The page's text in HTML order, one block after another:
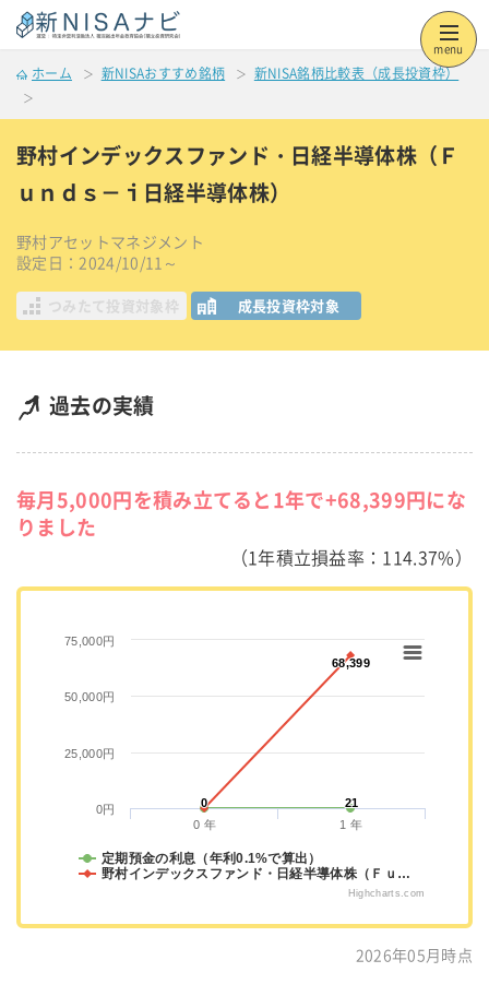
menu
ホーム 新NISAおすすめ銘柄 新NISA銘柄比較表（成長投資枠）
野村インデックスファンド・日経半導体株（Ｆ
ｕｎｄｓ－ｉ日経半導体株）
野村アセットマネジメント
設定日：2024/10/11～
つみたて投資対象枠 成長投資枠対象
過去の実績
毎月5,000円を積み立てると1年で+68,399円にな
りました
（1年積立損益率：114.37%）
0
0 21
21
68,399
68,399
定期預金の利息（年利0.1%で算出）
野村インデックスファンド・日経半導体株（Ｆｕ…
0 年 1 年
0円
25,000円
50,000円
75,000円
Highcharts.com
2026年05月時点